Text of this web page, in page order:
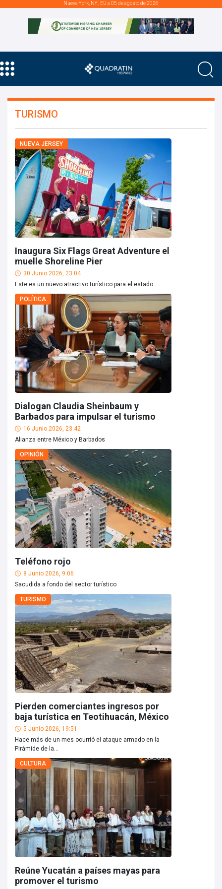
Nueva York, NY., EU a 05 de agosto de 2026
TURISMO
NUEVA JERSEY
Inaugura Six Flags Great Adventure el
muelle Shoreline Pier
30 Junio 2026, 23:04
Este es un nuevo atractivo turístico para el estado
POLÍTICA
Dialogan Claudia Sheinbaum y
Barbados para impulsar el turismo
16 Junio 2026, 23:42
Alianza entre México y Barbados
OPINIÓN
Teléfono rojo
8 Junio 2026, 9:06
Sacudida a fondo del sector turístico
TURISMO
Pierden comerciantes ingresos por
baja turística en Teotihuacán, México
5 Junio 2026, 19:51
Hace más de un mes ocurrió el ataque armado en la
Pirámide de la...
CULTURA
Reúne Yucatán a países mayas para
promover el turismo